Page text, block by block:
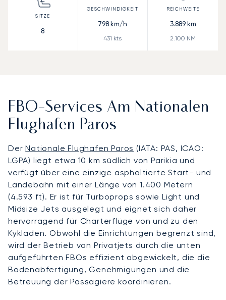
8
798 km/h
431 kts
3.889km
2.100 NM
FBO-Services Am Nationalen
Flughafen Paros
DerNationale Flughafen Paros (IATA: PAS, ICAO:
LGPA) liegt etwa 10 km südlich von Parikia und
verfügt über eine einzige asphaltierte Start- und
Landebahn mit einer Länge von 1.400 Metern
(4.593 ft). Er ist für Turboprops sowie Light und
Midsize Jets ausgelegt und eignet sich daher
hervorragend für Charterflüge von und zu den
Kykladen. Obwohl die Einrichtungen begrenzt sind,
wird der Betrieb von Privatjets durch die unten
aufgeführten FBOs effizient abgewickelt, die die
Bodenabfertigung, Genehmigungen und die
Betreuung der Passagiere koordinieren.